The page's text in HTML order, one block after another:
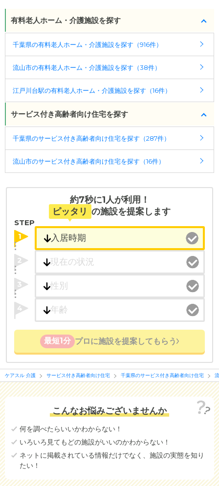
ことができます。
◎ケアスル 介護の3つの特徴
ポート
受付時間：10：00～19：00
・全国10000件の介護施設情報を掲載
幅広い選択肢の中から、条件にあった施設を選ぶ
ことができます。
・こだわりの条件や医療体制から施設を探せる
医療・看護体制から施設を探すこともできます。
ケアスル 介護では詳細な料金プラン
す。詳しくはこちら。
・経験豊富な入居相談員が完全無料で施設探しをサ
入居相談： 0120-579-721 （無料）
受付時間：10：00～19：00
・全国10000件の介護施設情報を掲載
幅広い選択肢の中から、条件にあった施設を選ぶ
ことができます。
・こだわりの条件や医療体制から施設を探せる
「夫婦入居可」の施設、「看取り可」の施設など、
医療・看護体制から施設を探すこともできます。
駅」下車、徒歩12分
有料老人ホーム・介護施設を探す
千葉県の有料老人ホーム・介護施設を探す（916件）
流山市の有料老人ホーム・介護施設を探す（38件）
江戸川台駅の有料老人ホーム・介護施設を探す（16件）
サービス付き高齢者向け住宅を探す
千葉県のサービス付き高齢者向け住宅を探す（287件）
流山市のサービス付き高齢者向け住宅を探す（16件）
約7秒に1人が利用！
ピッタリ の施設を提案します
STEP
1
2
3
4
最短1分 プロに施設を提案してもらう
ケアスル 介護 サービス付き高齢者向け住宅 千葉県のサービス付き高齢者向け住宅
こんなお悩みございませんか
何を調べたらいいかわからない！
いろいろ見てもどの施設がいいのかわからない！
ネットに掲載されている情報だけでなく、施設の実態を知り
たい！